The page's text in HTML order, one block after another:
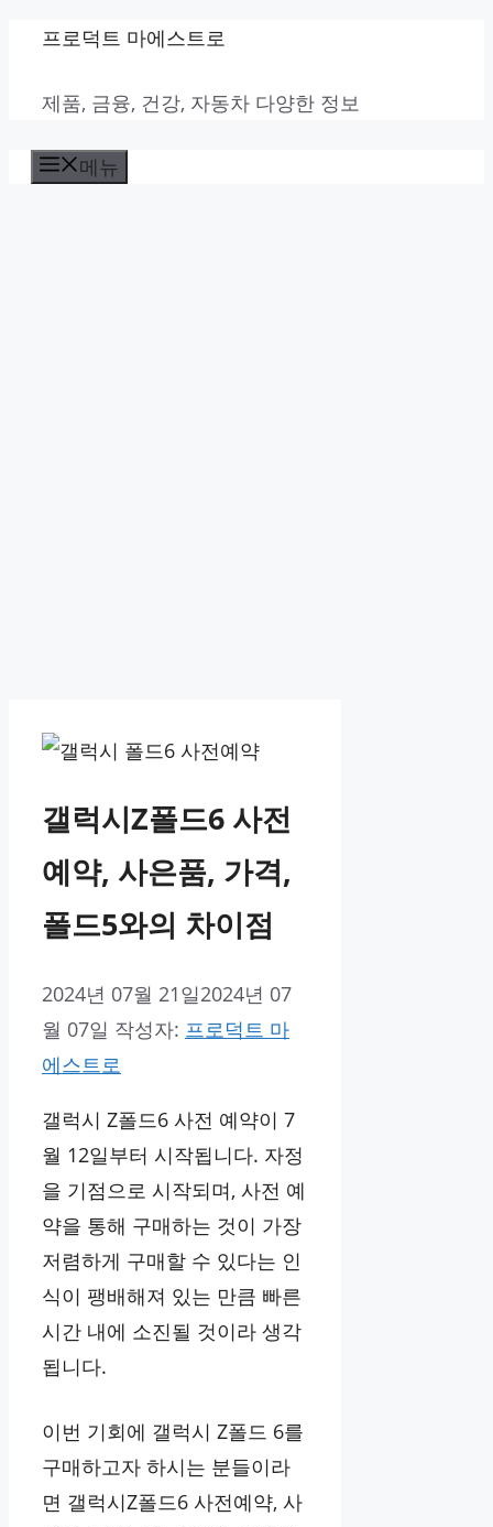
프로덕트 마에스트로
제품, 금융, 건강, 자동차 다양한 정보
메뉴
갤럭시Z폴드6 사전
예약, 사은품, 가격,
폴드5와의 차이점
2024년 07월 21일2024년 07
월 07일 작성자: 프로덕트 마
에스트로
갤럭시 Z폴드6 사전 예약이 7
월 12일부터 시작됩니다. 자정
을 기점으로 시작되며, 사전 예
약을 통해 구매하는 것이 가장
저렴하게 구매할 수 있다는 인
식이 팽배해져 있는 만큼 빠른
시간 내에 소진될 것이라 생각
됩니다.
이번 기회에 갤럭시 Z폴드 6를
구매하고자 하시는 분들이라
면 갤럭시Z폴드6 사전예약, 사